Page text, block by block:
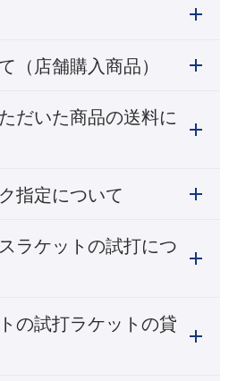
（店舗購入商品）
だいた商品の送料に
指定について
ラケットの試打につ
の試打ラケットの貸